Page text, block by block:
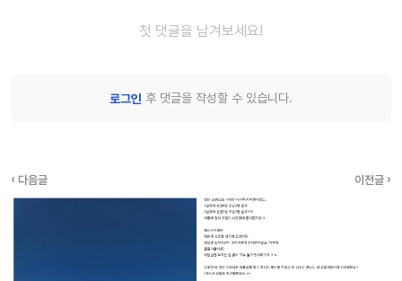
첫 댓글을 남겨보세요!
로그인 후 댓글을 작성할 수 있습니다.
‹ 다음글 이전글 ›